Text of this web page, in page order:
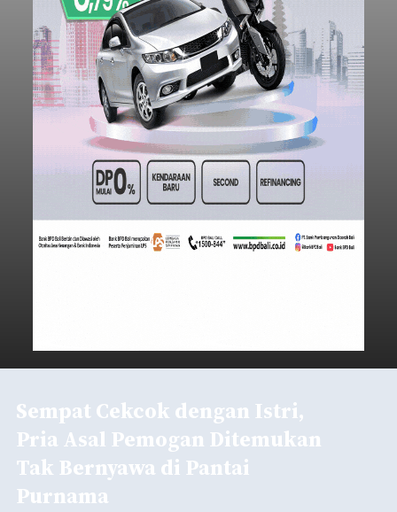
Sempat Cekcok dengan Istri,
Pria Asal Pemogan Ditemukan
Tak Bernyawa di Pantai
Purnama